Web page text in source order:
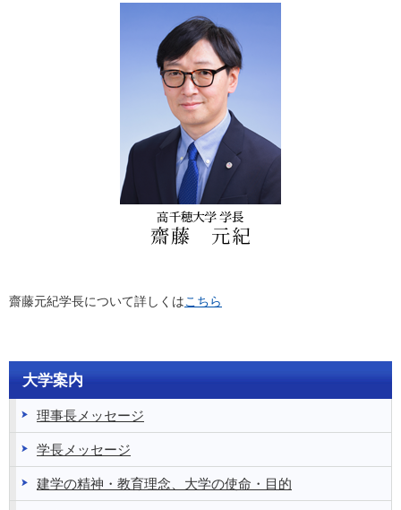
大学案内
理事長メッセージ
学長メッセージ
建学の精神・教育理念、大学の使命・目的
齋藤元紀学長について詳しくはこちら